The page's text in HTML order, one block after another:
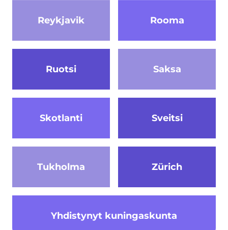
Reykjavik Rooma
Ruotsi Saksa
Skotlanti Sveitsi
Tukholma
Yhdistynyt kuningaskunta
Zürich